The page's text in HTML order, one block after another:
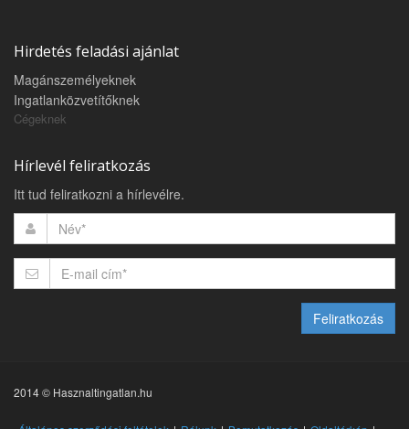
Hirdetés feladási ajánlat
Magánszemélyeknek
Ingatlanközvetítőknek
Cégeknek
Hírlevél feliratkozás
Itt tud feliratkozni a hírlevélre.
Feliratkozás
2014 © Hasznaltingatlan.hu